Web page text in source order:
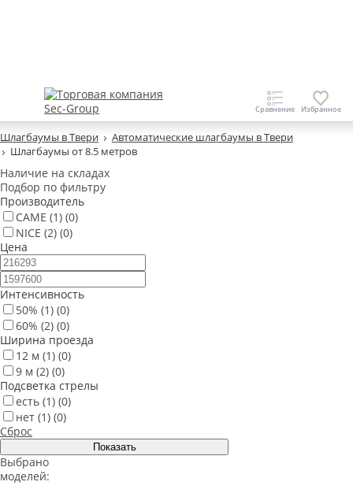
Шлагбаумы в Твери
Автоматические шлагбаумы в Твери
Шлагбаумы от 8.5 метров
Наличие на складах
Подбор по фильтру
Производитель
CAME (1) (0)
NICE (2) (0)
Цена
Интенсивность
50% (1) (0)
60% (2) (0)
Ширина проезда
12 м (1) (0)
9 м (2) (0)
Подсветка стрелы
есть (1) (0)
нет (1) (0)
Сброс
Выбрано
моделей: